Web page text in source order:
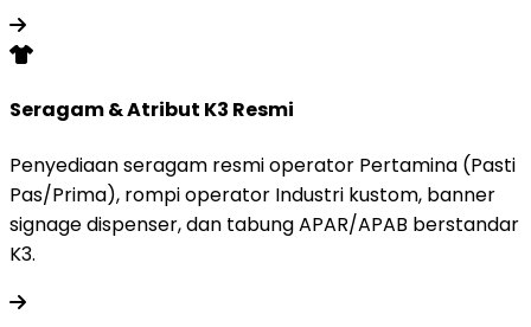
Seragam & Atribut K3 Resmi
Penyediaan seragam resmi operator Pertamina (Pasti
Pas/Prima), rompi operator Industri kustom, banner
signage dispenser, dan tabung APAR/APAB berstandar
K3.